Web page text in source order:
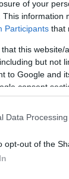
of your
This information
Participants that
that this
but not
to Google and
consent
Data
opt-out of the
e la
È
del